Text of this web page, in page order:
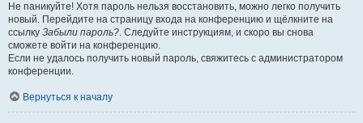
Не паникуйте! Хотя пароль нельзя восстановить, можно легко получить
новый. Перейдите на страницу входа на конференцию и щёлкните на
ссылку Забыли пароль?. Следуйте инструкциям, и скоро вы снова
сможете войти на конференцию.
Если не удалось получить новый пароль, свяжитесь с администратором
конференции.
Вернуться к началу